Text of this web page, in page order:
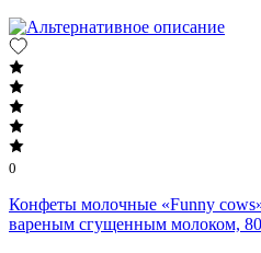
0
Конфеты молочные «Funny
вареным сгущенным молоком,